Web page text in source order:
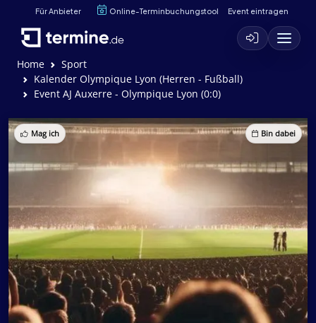
Für Anbieter Online-Terminbuchungstool Event eintragen
Home
Sport
Kalender Olympique Lyon (Herren - Fußball)
Event AJ Auxerre - Olympique Lyon (0:0)
Mag ich Bin dabei